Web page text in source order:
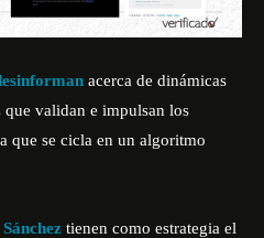
acerca de dinámicas
que validan e impulsan los
que se cicla en un algoritmo
tienen como estrategia el